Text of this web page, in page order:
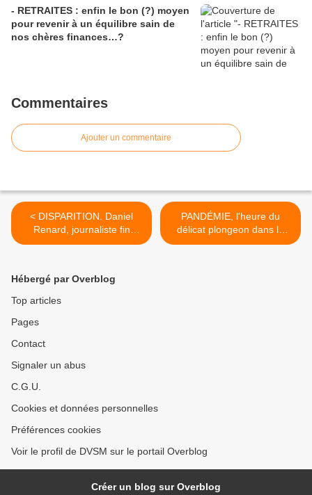
- RETRAITES : enfin le bon (?) moyen
pour revenir à un équilibre sain de
nos chères finances…?
Commentaires
Ajouter un commentaire
< DISPARITION. Daniel
Renard, journaliste fin
spécialiste de la TV
PANDÉMIE, l'heure du
délicat plongeon dans le
monde (presque) normal
Hébergé par Overblog
Top articles
Pages
Contact
Signaler un abus
C.G.U.
Cookies et données personnelles
Préférences cookies
Voir le profil de DVSM sur le portail Overblog
Créer un blog sur Overblog